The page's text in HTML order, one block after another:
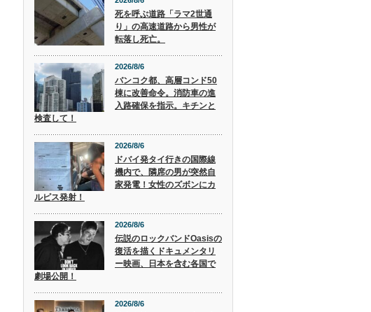
死を呼ぶ道路「ラマ2世通
り」の高速道路から男性が
転落し死亡。
2026/8/6
バンコク都、高層コンド50
棟に改善命令。消防車の進
入路確保を指示。キチンと
検査して！
2026/8/6
ドバイ発タイ行きの国際線
機内で、隣席の男が突然自
家発電！女性のズボンにカ
ルピス発射！
2026/8/6
伝説のロックバンドOasisの
復活を描くドキュメンタリ
ー映画、日本を含む各国で
劇場公開！
2026/8/6